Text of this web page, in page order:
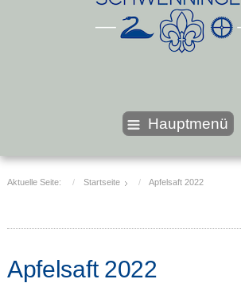
Hauptmenü
Aktuelle Seite: Startseite Apfelsaft 2022
Apfelsaft 2022